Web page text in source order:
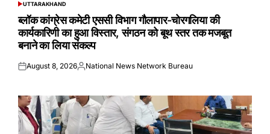
POSTED
UTTARAKHAND
ब्लॉक कांग्रेस कमेटी एससी विभाग गौलापार-चोरगलिया की
कार्यकारिणी का हुआ विस्तार, संगठन को बूथ स्तर तक मजबूत
बनाने का लिया संकल्प
Posted
August 8, 2026Posted
National News Network Bureau